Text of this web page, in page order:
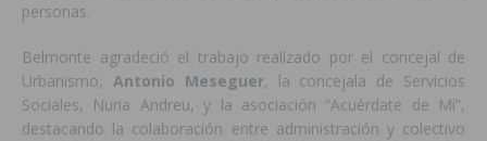
personas.
Belmonte agradeció el trabajo realizado por el concejal de
Urbanismo, Antonio Meseguer, la concejala de Servicios
Sociales, Nuria Andreu, y la asociación “Acuérdate de Mí”,
destacando la colaboración entre administración y colectivo